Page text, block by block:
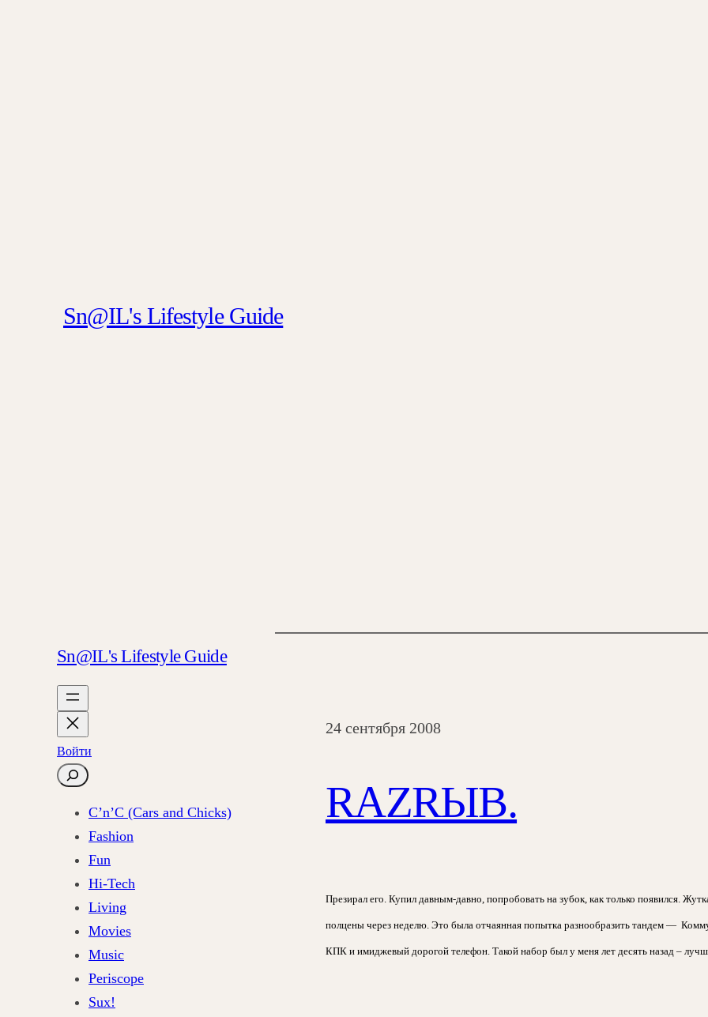
Sn@IL's Lifestyle Guide
Sn@IL's Lifestyle Guide
Войти
П
C’n’C (Cars and Chicks)
Fashion
Fun
Hi-Tech
Living
Movies
Music
Periscope
Sux!
24 сентября 2008
RAZRЫВ.
Презирал его. Купил давным-давно, попробовать на зубок, как только появился.
полцены через неделю. Это была отчаянная попытка разнообразить тандем —
КПК и имиджевый дорогой телефон. Такой набор был у меня лет десять назад –